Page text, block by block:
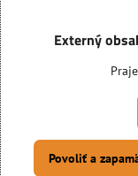
Externý
Povoliť a